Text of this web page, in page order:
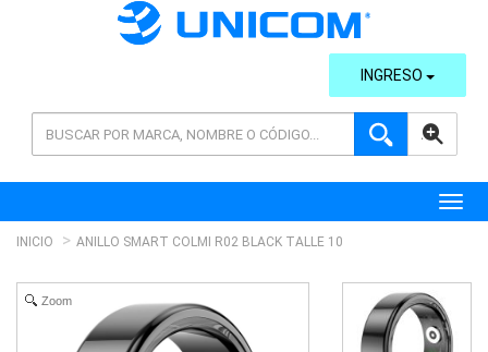
AVANZADA
INGRESO
INICIO ANILLO SMART COLMI R02 BLACK TALLE 10
Zoom